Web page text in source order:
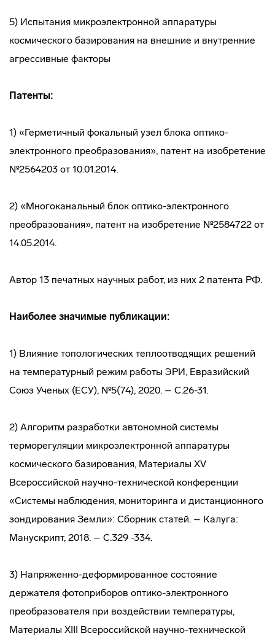
5) Испытания микроэлектронной аппаратуры
космического базирования на внешние и внутренние
агрессивные факторы
Патенты:
1) «Герметичный фокальный узел блока оптико-
электронного преобразования», патент на изобретение
№2564203 от 10.01.2014.
2) «Многоканальный блок оптико-электронного
преобразования», патент на изобретение №2584722 от
14.05.2014.
Автор 13 печатных научных работ, из них 2 патента РФ.
Наиболее значимые публикации:
1) Влияние топологических теплоотводящих решений
на температурный режим работы ЭРИ, Евразийский
Союз Ученых (ЕСУ), №5(74), 2020. – С.26-31.
2) Алгоритм разработки автономной системы
терморегуляции микроэлектронной аппаратуры
космического базирования, Материалы ХV
Всероссийской научно-технической конференции
«Системы наблюдения, мониторинга и дистанционного
зондирования Земли»: Сборник статей. – Калуга:
Манускрипт, 2018. – С.329 -334.
3) Напряженно-деформированное состояние
держателя фотоприборов оптико-электронного
преобразователя при воздействии температуры,
Материалы ХIII Всероссийской научно-технической